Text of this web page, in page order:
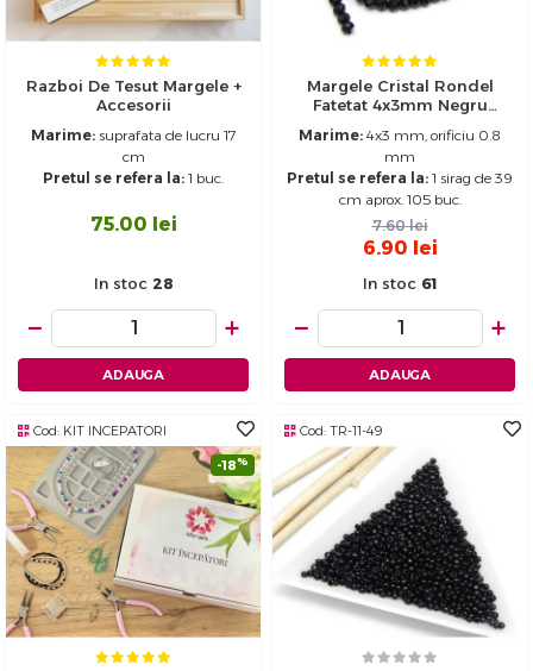
Razboi De Tesut Margele +
Accesorii
Marime:suprafata de lucru 17
cm
Pretul se refera la: 1 buc.
75.00 lei
In stoc 28
− +
ADAUGA
Margele Cristal Rondel
Fatetat 4x3mm Negru
Marime: 4x3 mm, orificiu 0.8
mm
Pretul se refera la: 1 sirag de 39
cm aprox. 105 buc.
7.60 lei
6.90 lei
In stoc 61
− +
ADAUGA
Cod: KIT INCEPATORI
-18%
Cod: TR-11-49